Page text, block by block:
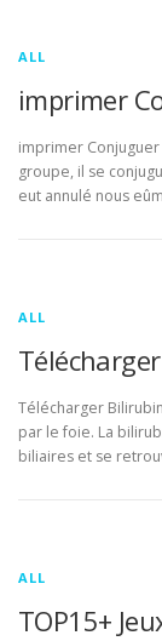
ALL
imprimer
imprimer
groupe, il se
eut annulé nous
ALL
Télécharger
par le foie. La
biliaires et se
ALL
TOP15+